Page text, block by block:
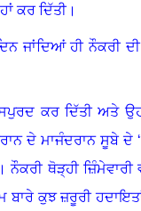
ਕਰ ਦਿੱਤੀ।
ਜਾਂਦਿਆਂ ਹੀ ਨੌਕਰੀ
ਕਰ ਦਿੱਤੀ ਅਤੇ
ਦੇ ਮਾਜੰਦਰਾਨ ਸੂਬੇ ਦੇ ‘
ਨੌਕਰੀ ਥੋੜ੍ਹੀ
ਬਾਰੇ ਕੁਝ ਜ਼ਰੂਰੀ